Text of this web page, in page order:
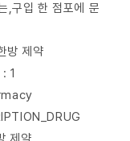
,구입 한 점포에 문
방 제약
1